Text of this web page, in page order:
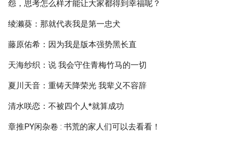
怨，思考怎么样才能让大家都得到幸福呢？
绫濑葵：那就代表我是第一忠犬
藤原佑希：因为我是版本强势黑长直
天海纱织：说 我会守住青梅竹马的一切
夏川天音：重铸天降荣光 我辈义不容辞
清水咲恋：不被四个人*就算成功
章推PY闲杂卷 : 书荒的家人们可以去看看！